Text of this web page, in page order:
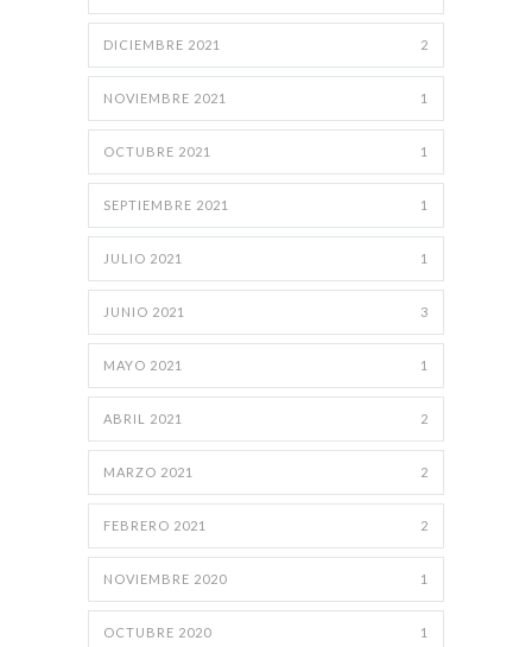
DICIEMBRE 2021 2
NOVIEMBRE 2021 1
OCTUBRE 2021 1
SEPTIEMBRE 2021 1
JULIO 2021 1
JUNIO 2021 3
MAYO 2021 1
ABRIL 2021 2
MARZO 2021 2
FEBRERO 2021 2
NOVIEMBRE 2020 1
OCTUBRE 2020 1